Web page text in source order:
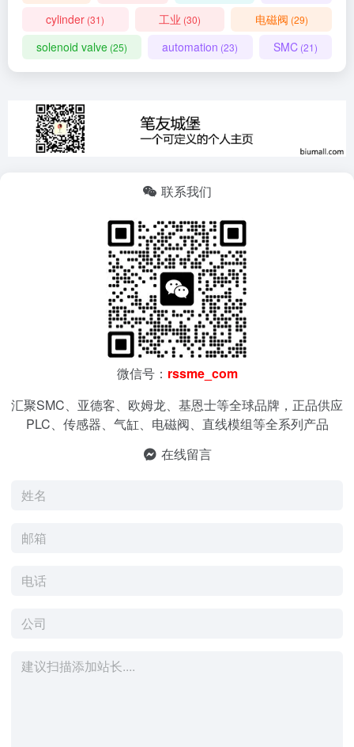
cylinder (31) 工业 (30) 电磁阀 (29)
solenoid valve (25) automation (23) SMC(21)
联系我们
微信号： rssme_com
汇聚SMC、亚德客、欧姆龙、基恩士等全球品牌，正品供应
PLC、传感器、气缸、电磁阀、直线模组等全系列产品
在线留言